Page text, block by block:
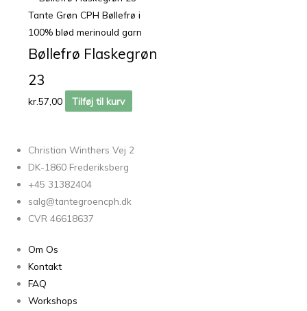
Tante Grøn CPH Bøllefrø i
100% blød merinould garn
Bøllefrø Flaskegrøn
23
kr.57,00 Tilføj til kurv
Christian Winthers Vej 2
DK-1860 Frederiksberg
+45 31382404
salg@tantegroencph.dk
CVR 46618637
Om Os
Kontakt
FAQ
Workshops